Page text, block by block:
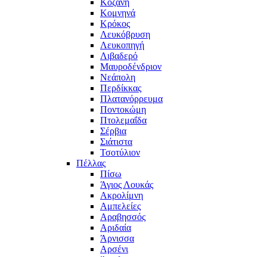
Κοζάνη
Κομνηνά
Κρόκος
Λευκόβρυση
Λευκοπηγή
Λιβαδερό
Μαυροδένδριον
Νεάπολη
Περδίκκας
Πλατανόρρευμα
Ποντοκώμη
Πτολεμαΐδα
Σέρβια
Σιάτιστα
Τσοτύλιον
Πέλλας
Πίσω
Άγιος Λουκάς
Ακρολίμνη
Αμπελείες
Αραβησσός
Αριδαία
Άρνισσα
Αρσένι